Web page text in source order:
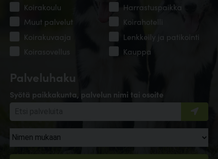
Palveluhaku
Syötä paikkakunta, palvelun nimi tai osoite
Koirakoulu
Harrastuspaikka
Muut palvelut
Koirahotelli
Koirakuvaaja
Lenkkeily ja patikointi
Koirasovellus
Kauppa